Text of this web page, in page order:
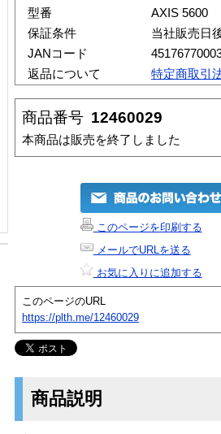
型番
AXIS 5600
保証条件
当社販売日
JANコード
返品について
特定商取引
商品番号 12460029
本商品は販売を終了しました
このページを印刷する
メールでURLを送る
お気に入りに追加する
このページのURL
https://plth.me/12460029
商品説明